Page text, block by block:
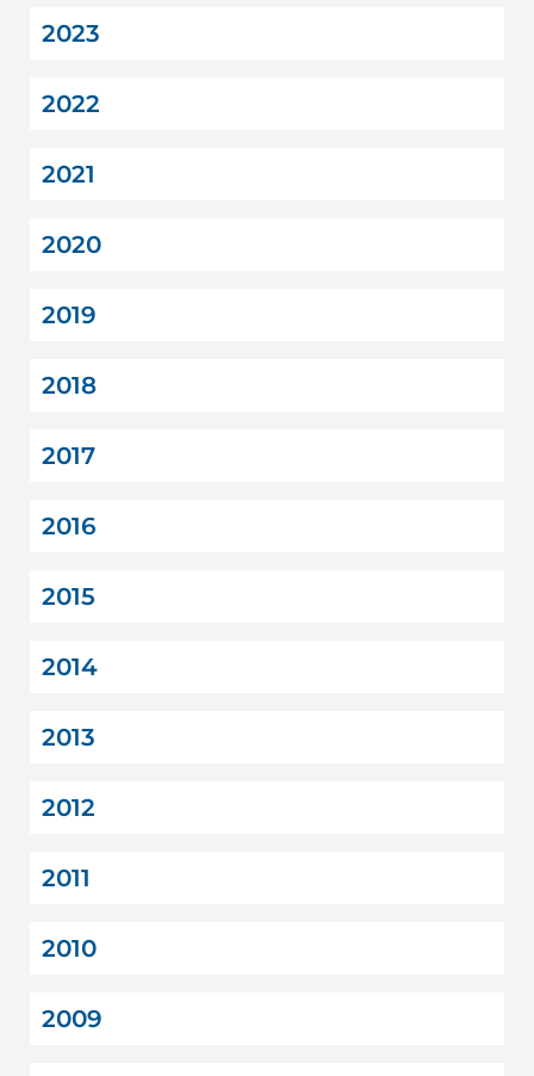
2023
2022
2021
2020
2019
2018
2017
2016
2015
2014
2013
2012
2011
2010
2009